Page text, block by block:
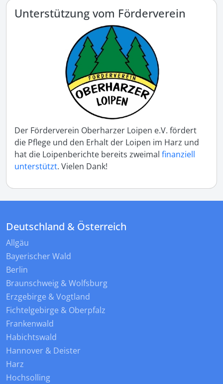
Unterstützung vom Förderverein
Der Förderverein Oberharzer Loipen e.V. fördert
die Pflege und den Erhalt der Loipen im Harz und
hat die Loipenberichte bereits zweimal finanziell
unterstützt. Vielen Dank!
Deutschland & Österreich
Allgäu
Bayerischer Wald
Berlin
Braunschweig & Wolfsburg
Erzgebirge & Vogtland
Fichtelgebirge & Oberpfalz
Frankenwald
Habichtswald
Hannover & Deister
Harz
Hochsolling